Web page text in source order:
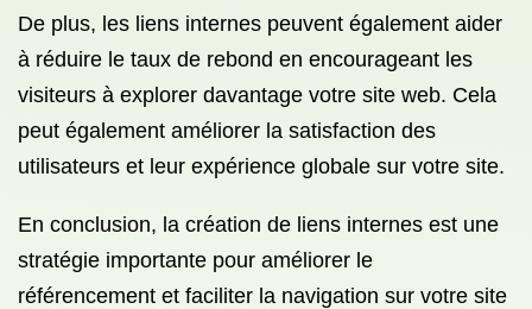
De plus, les liens internes peuvent également aider
à réduire le taux de rebond en encourageant les
visiteurs à explorer davantage votre site web. Cela
peut également améliorer la satisfaction des
utilisateurs et leur expérience globale sur votre site.
En conclusion, la création de liens internes est une
stratégie importante pour améliorer le
référencement et faciliter la navigation sur votre site